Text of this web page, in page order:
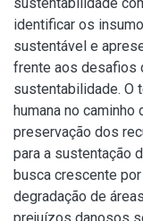
identificar os
sustentável e
frente aos desafios
sustentabilidade. O
humana no
preservação dos
para a sustentação
busca crescente
degradação de